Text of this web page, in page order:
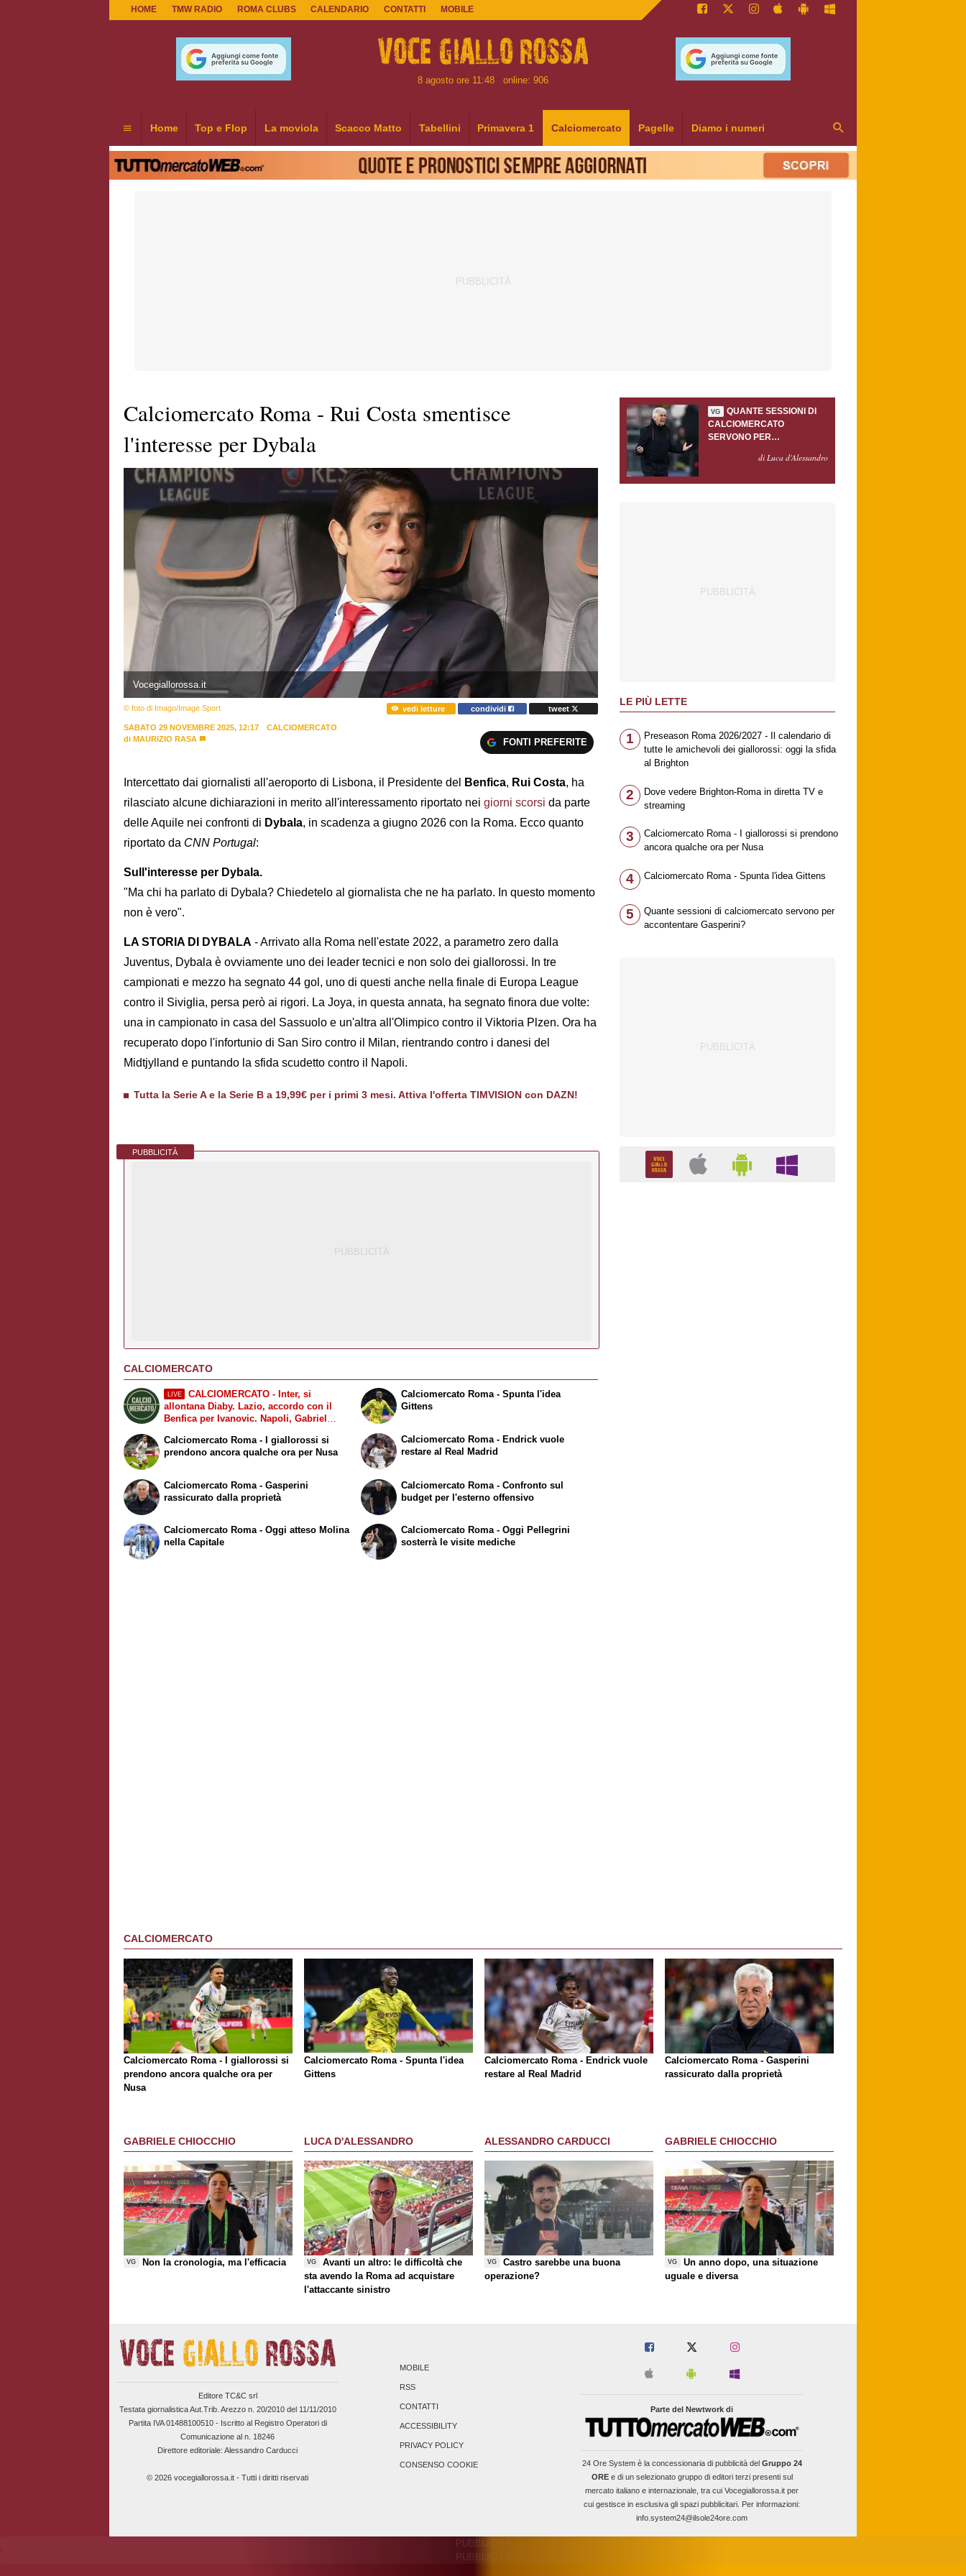
HOME TMW RADIO ROMA CLUBS CALENDARIO CONTATTI MOBILE
8 agosto ore 11:48 online: 906
Home Top e Flop La moviola Scacco Matto Tabellini Primavera 1 Calciomercato Pagelle Diamo i numeri
Calciomercato Roma - Rui Costa smentisce
l'interesse per Dybala
Vocegiallorossa.it
© foto di Imago/Image Sport vedi letture condividi tweet
SABATO 29 NOVEMBRE 2025, 12:17
CALCIOMERCATO
di MAURIZIO RASA FONTI PREFERITE
Intercettato dai giornalisti all'aeroporto di Lisbona, il Presidente del Benfica, Rui Costa, ha
rilasciato alcune dichiarazioni in merito all'interessamento riportato nei giorni scorsi da parte
delle Aquile nei confronti di Dybala, in scadenza a giugno 2026 con la Roma. Ecco quanto
riportato da CNN Portugal:
Sull'interesse per Dybala.
"Ma chi ha parlato di Dybala? Chiedetelo al giornalista che ne ha parlato. In questo momento
non è vero".
LA STORIA DI DYBALA - Arrivato alla Roma nell'estate 2022, a parametro zero dalla
Juventus, Dybala è ovviamente uno dei leader tecnici e non solo dei giallorossi. In tre
campionati e mezzo ha segnato 44 gol, uno di questi anche nella finale di Europa League
contro il Siviglia, persa però ai rigori. La Joya, in questa annata, ha segnato finora due volte:
una in campionato in casa del Sassuolo e un'altra all'Olimpico contro il Viktoria Plzen. Ora ha
recuperato dopo l'infortunio di San Siro contro il Milan, rientrando contro i danesi del
Midtjylland e puntando la sfida scudetto contro il Napoli.
Tutta la Serie A e la Serie B a 19,99€ per i primi 3 mesi. Attiva l'offerta TIMVISION con DAZN!
PUBBLICITÀ
CALCIOMERCATO
LIVE
CALCIOMERCATO - Inter, si
allontana Diaby. Lazio, accordo con il
Benfica per Ivanovic. Napoli, Gabriel
Juventus, accelera per Zirkzee
Calciomercato Roma - I giallorossi si
prendono ancora qualche ora per Nusa
Calciomercato Roma - Spunta l'idea
Gittens
Calciomercato Roma - Endrick vuole
restare al Real Madrid
Calciomercato Roma - Gasperini
rassicurato dalla proprietà
Calciomercato Roma - Oggi atteso Molina
nella Capitale
Calciomercato Roma - Confronto sul
budget per l'esterno offensivo
Calciomercato Roma - Oggi Pellegrini
sosterrà le visite mediche
VG
QUANTE SESSIONI DI
CALCIOMERCATO
SERVONO PER
GASPERINI?di Luca d'Alessandro
LE PIÙ LETTE
1
Preseason Roma 2026/2027 - Il calendario di
tutte le amichevoli dei giallorossi: oggi la sfida
al Brighton
2
Dove vedere Brighton-Roma in diretta TV e
streaming
3
Calciomercato Roma - I giallorossi si prendono
ancora qualche ora per Nusa
4 Calciomercato Roma - Spunta l'idea Gittens
5
Quante sessioni di calciomercato servono per
accontentare Gasperini?
CALCIOMERCATO
Calciomercato Roma - I giallorossi si
prendono ancora qualche ora per
Nusa
Calciomercato Roma - Spunta l'idea
Gittens
Calciomercato Roma - Endrick vuole
restare al Real Madrid
Calciomercato Roma - Gasperini
rassicurato dalla proprietà
GABRIELE CHIOCCHIO
VG Non la cronologia, ma l'efficacia
LUCA D'ALESSANDRO
VG
Avanti un altro: le difficoltà che
sta avendo la Roma ad acquistare
l'attaccante sinistro
ALESSANDRO CARDUCCI
VG
Castro sarebbe una buona
operazione?
GABRIELE CHIOCCHIO
VG
Un anno dopo, una situazione
uguale e diversa
Editore TC&C srl
Testata giornalistica Aut.Trib. Arezzo n. 20/2010 del 11/11/2010
Partita IVA 01488100510 - Iscritto al Registro Operatori di
Comunicazione al n. 18246
Direttore editoriale: Alessandro Carducci
© 2026 vocegiallorossa.it - Tutti i diritti riservati
MOBILE
RSS
CONTATTI
ACCESSIBILITY
PRIVACY POLICY
CONSENSO COOKIE
Parte del Newtwork di
24 Ore Systemè la concessionaria di pubblicità del Gruppo 24
OREe di un selezionato gruppo di editori terzi presenti sul
mercato italiano e internazionale, tra cui Vocegiallorossa.it per
cui gestisce in esclusiva gli spazi pubblicitari. Per informazioni:
info.system24@ilsole24ore.com